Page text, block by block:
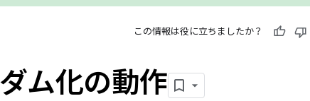
この情報は役に立ちましたか？
ム化の動作